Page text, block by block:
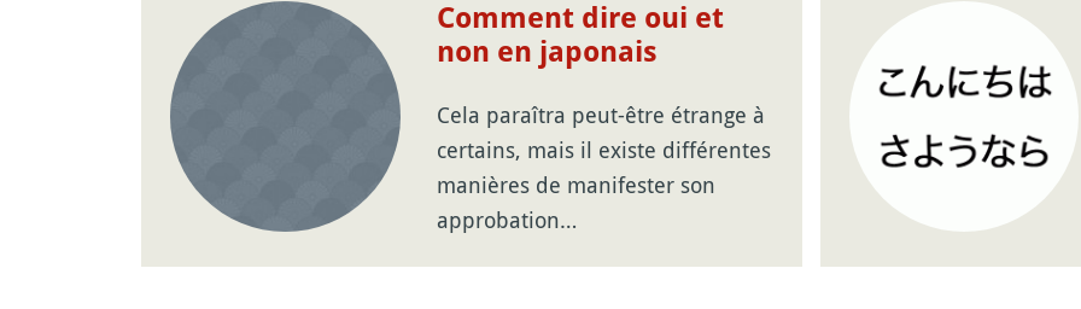
Comment dire oui et
non en japonais
Cela paraîtra peut-être étrange à
certains, mais il existe différentes
manières de manifester son
approbation…